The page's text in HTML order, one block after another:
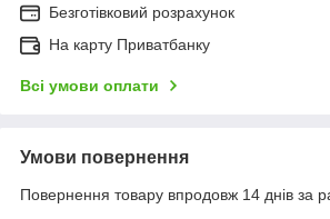
Безготівковий розрахунок
На карту Приватбанку
Всі умови оплати
Умови повернення
Повернення товару впродовж 14 днів за